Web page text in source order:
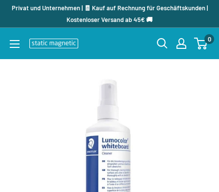
DirektPrivat und Unternehmen | 🧾 Kauf auf Rechnung für Geschäftskunden |
Kostenloser Versand ab 45€ 🚚
staticmagnetic.de
0